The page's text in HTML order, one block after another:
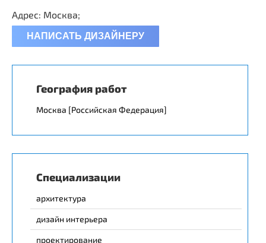
Адрес: Москва;
НАПИСАТЬ ДИЗАЙНЕРУ
География работ
Москва [Российская Федерация]
Специализации
архитектура
дизайн интерьера
проектирование